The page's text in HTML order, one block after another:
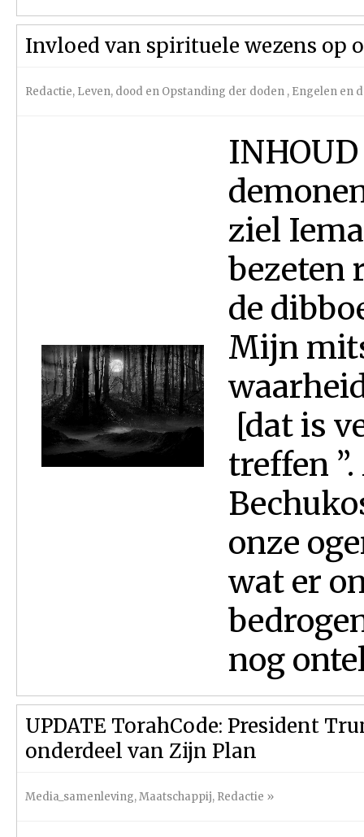
Invloed van spirituele wezens op
Redactie, Leven, dood en Opstanding der doden , Engelen en
ziel
bezeten
de
Mijn
[dat is
treffen
onze
wat er
nog
UPDATE TorahCode: President
onderdeel van Zijn Plan
Media_samenleving,Maatschappij, Redactie »